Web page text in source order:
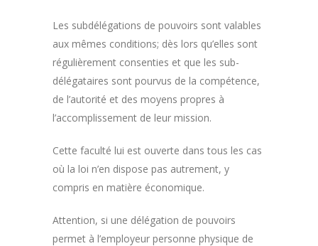
Les subdélégations de pouvoirs sont valables
aux mêmes conditions; dès lors qu’elles sont
régulièrement consenties et que les sub-
délégataires sont pourvus de la compétence,
de l’autorité et des moyens propres à
l’accomplissement de leur mission.
Cette faculté lui est ouverte dans tous les cas
où la loi n’en dispose pas autrement, y
compris en matière économique.
Attention, si une délégation de pouvoirs
permet à l’employeur personne physique de